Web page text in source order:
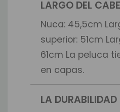
LARGO DEL
Nuca: 45,5cm
superior: 51cm
61cm La peluca
en capas.
LA DURABILIDAD